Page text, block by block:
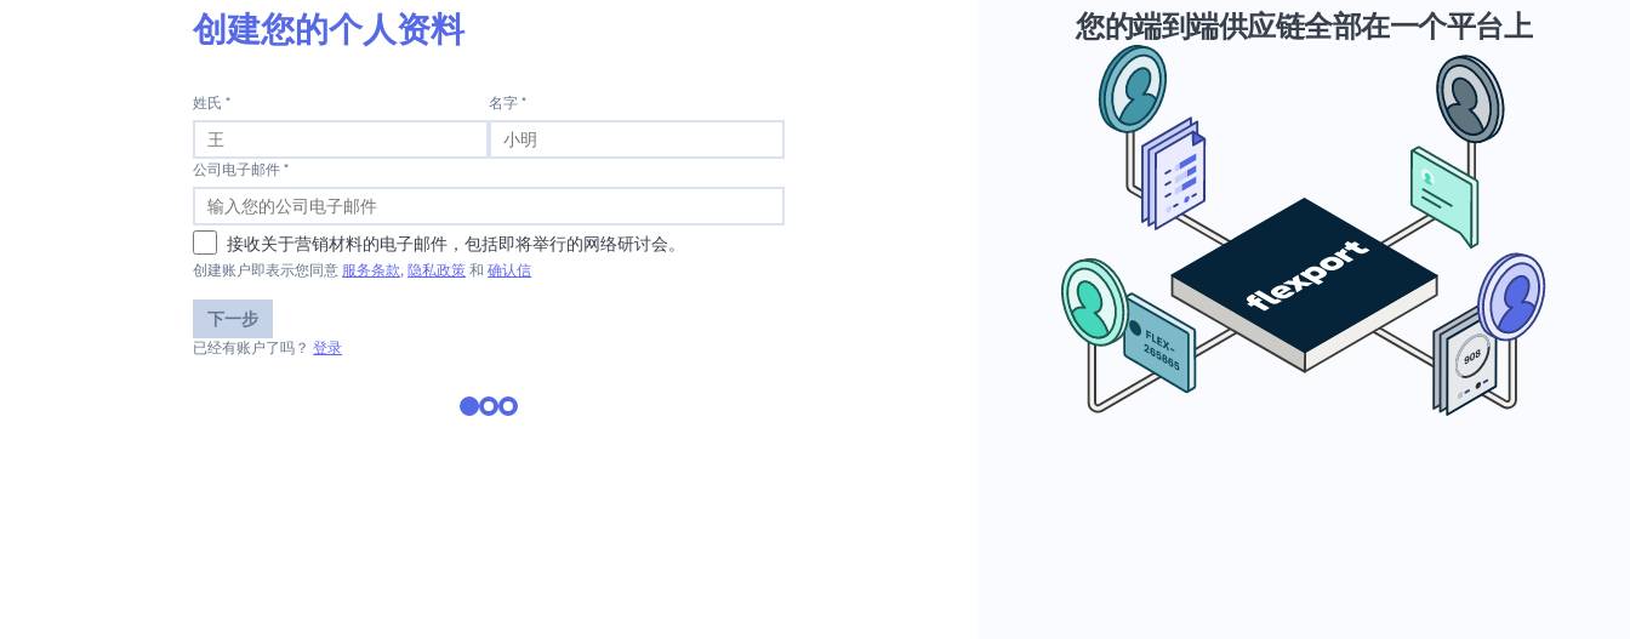
创建您的个人资料
姓氏 * 名字 *
公司电子邮件 *
接收关于营销材料的电子邮件，包括即将举行的网络研讨会。
创建账户即表示您同意 服务条款, 隐私政策 和 确认信
下一步
已经有账户了吗？ 登录
您的端到端供应链全部在一个平台上